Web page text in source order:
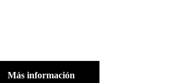
Más información